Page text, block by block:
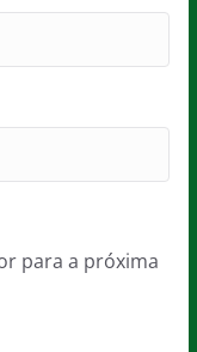
para a próxima